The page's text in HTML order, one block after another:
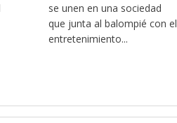
se unen en una sociedad
que junta al balompié con el
entretenimiento...